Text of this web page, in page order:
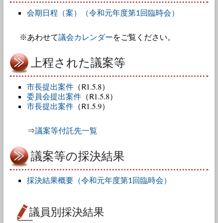
会期日程（案）（令和元年度第1回臨時会）
※あわせて議会カレンダーをご覧ください。
上程された議案等
市長提出案件（R1.5.8）
委員会提出案件（R1.5.8）
市長提出案件（R1.5.9）
⇒議案等付託先一覧
議案等の採決結果
採決結果概要（令和元年度第1回臨時会）
議員別採決結果